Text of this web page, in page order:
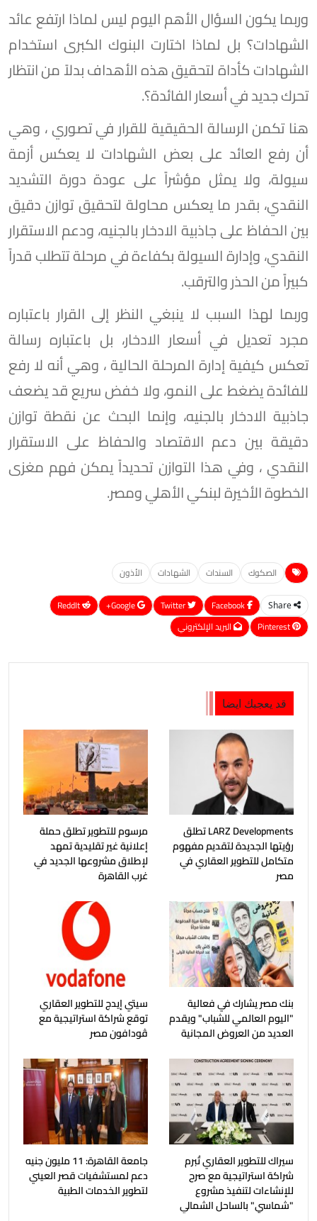
وربما يكون السؤال الأهم اليوم ليس لماذا ارتفع عائد
الشهادات؟ بل لماذا اختارت البنوك الكبرى استخدام
الشهادات كأداة لتحقيق هذه الأهداف بدلاً من انتظار
تحرك جديد في أسعار الفائدة؟.
هنا تكمن الرسالة الحقيقية للقرار في تصوري ، وهي
أن رفع العائد على بعض الشهادات لا يعكس أزمة
سيولة، ولا يمثل مؤشراً على عودة دورة التشديد
النقدي، بقدر ما يعكس محاولة لتحقيق توازن دقيق
بين الحفاظ على جاذبية الادخار بالجنيه، ودعم الاستقرار
النقدي، وإدارة السيولة بكفاءة في مرحلة تتطلب قدراً
كبيراً من الحذر والترقب.
وربما لهذا السبب لا ينبغي النظر إلى القرار باعتباره
مجرد تعديل في أسعار الادخار، بل باعتباره رسالة
تعكس كيفية إدارة المرحلة الحالية ، وهي أنه لا رفع
للفائدة يضغط على النمو، ولا خفض سريع قد يضعف
جاذبية الادخار بالجنيه، وإنما البحث عن نقطة توازن
دقيقة بين دعم الاقتصاد والحفاظ على الاستقرار
النقدي ، وفي هذا التوازن تحديداً يمكن فهم مغزى
الخطوة الأخيرة لبنكي الأهلي ومصر.
الصكوك السندات الشهادات الأذون
Share
Google+
ReddIt
Pinterest
البريد الإلكتروني
قد يعجبك ايضا
LARZ Developments تطلق
رؤيتها الجديدة لتقديم مفهوم
متكامل للتطوير العقاري في
مصر
مرسوم للتطوير تطلق حملة
إعلانية غير تقليدية تمهد
لإطلاق مشروعها الجديد في
غرب القاهرة
بنك مصر يشارك في فعالية
"اليوم العالمي للشباب" ويقدم
العديد من العروض المجانية
سيتي إيدج للتطوير العقاري
توقع شراكة استراتيجية مع
ڤودافون مصر
سيراك للتطوير العقاري تُبرم
شراكة استراتيجية مع صرح
للإنشاءات لتنفيذ مشروع
"شماسي" بالساحل الشمالي
جامعة القاهرة: 11 مليون جنيه
دعم لمستشفيات قصر العيني
لتطوير الخدمات الطبية